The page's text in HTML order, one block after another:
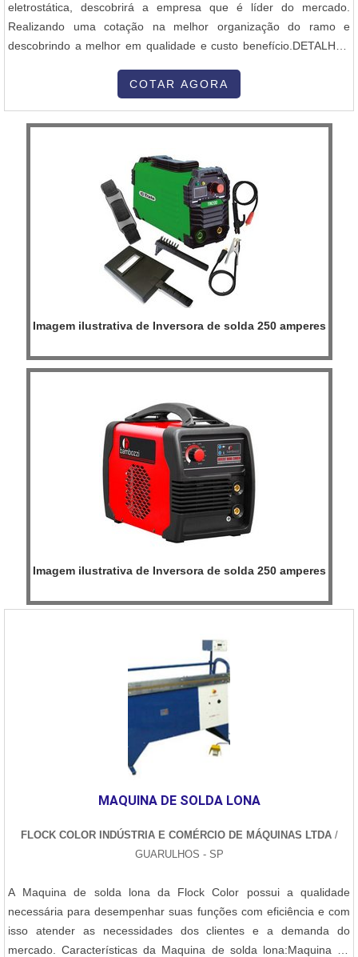
eletrostática, descobrirá a empresa que é líder do mercado.
Realizando uma cotação na melhor organização do ramo e
descobrindo a melhor em qualidade e custo benefício.DETALHES
ELETROSTÁTICAQuem procura por queimador para forno de
descobre o site da Inovatti Queimadores Industriais...
COTAR AGORA
Imagem ilustrativa de Inversora de solda 250 amperes
Imagem ilustrativa de Inversora de solda 250 amperes
MAQUINA DE SOLDA LONA
FLOCK COLOR INDÚSTRIA E COMÉRCIO DE MÁQUINAS LTDA/
GUARULHOS - SP
A Maquina de solda lona da Flock Color possui a qualidade
necessária para desempenhar suas funções com eficiência e com
isso atender as necessidades dos clientes e a demanda do
mercado. Características da Maquina de solda lona:Maquina de